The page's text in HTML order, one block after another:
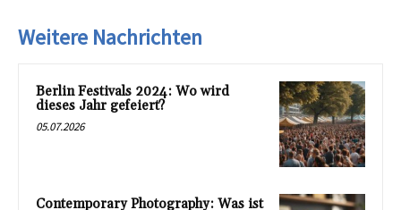
Weitere Nachrichten
Berlin Festivals 2024: Wo wird
dieses Jahr gefeiert?
05.07.2026
Contemporary Photography: Was ist